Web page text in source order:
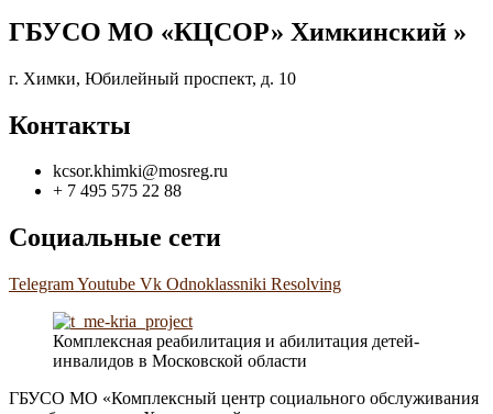
ГБУСО МО «КЦСОР» Химкинский »
г. Химки, Юбилейный проспект, д. 10
Контакты
kcsor.khimki@mosreg.ru
+ 7 495 575 22 88
Социальные сети
TelegramYoutube Vk Odnoklassniki Resolving
Комплексная реабилитация и абилитация детей-
инвалидов в Московской области
ГБУСО МО «Комплексный центр социального обслуживания